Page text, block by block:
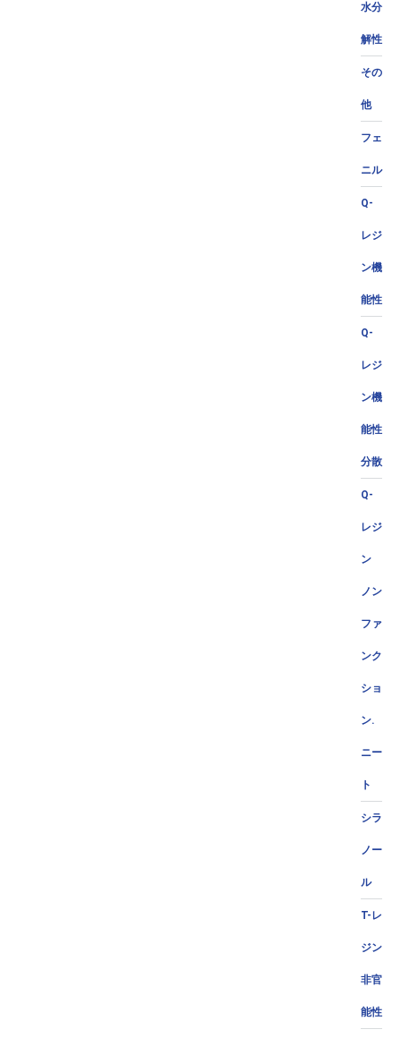
水分
解性
その
他
フェ
ニル
Q-
レジ
ン機
能性
Q-
レジ
ン機
能性
分散
Q-
レジ
ン
ノン
ファ
ンク
ショ
ン.
ニー
ト
シラ
ノー
ル
T-レ
ジン
非官
能性